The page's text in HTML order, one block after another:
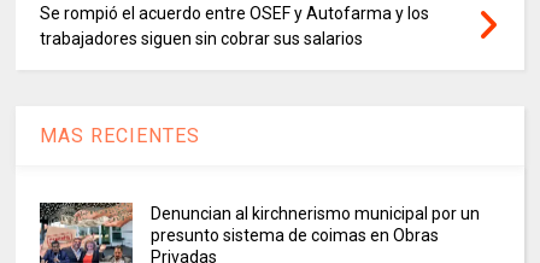
Se rompió el acuerdo entre OSEF y Autofarma y los
trabajadores siguen sin cobrar sus salarios
MAS RECIENTES
Denuncian al kirchnerismo municipal por un
presunto sistema de coimas en Obras
Privadas